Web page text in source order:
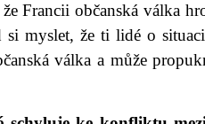
Francii občanská válka
myslet, že ti lidé o
válka a může